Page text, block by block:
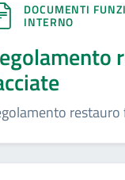
DOCUMENTI
INTERNO
restauro